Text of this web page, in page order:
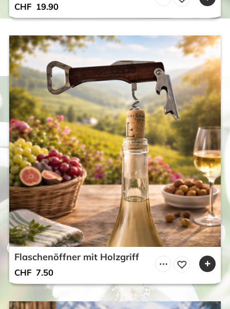
CHF 19.90
Flaschenöffner mit Holzgriff
CHF 7.50